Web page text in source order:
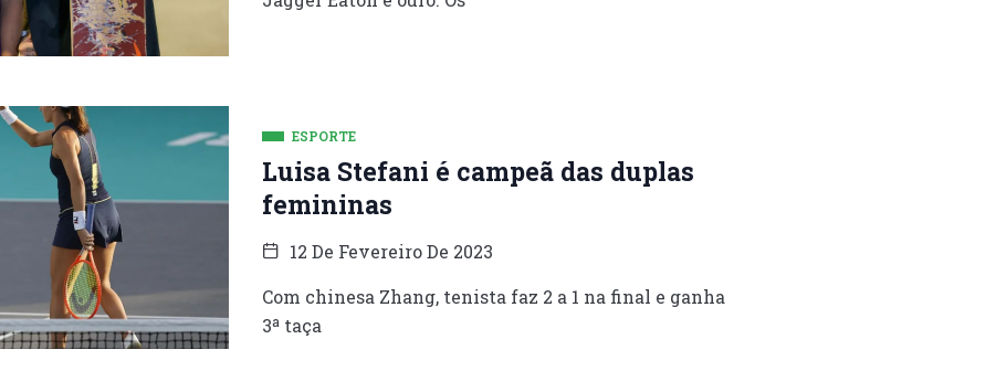
ESPORTE
Luisa Stefani é campeã das duplas
femininas
12 De Fevereiro De 2023
Com chinesa Zhang, tenista faz 2 a 1 na final e ganha
3ª taça